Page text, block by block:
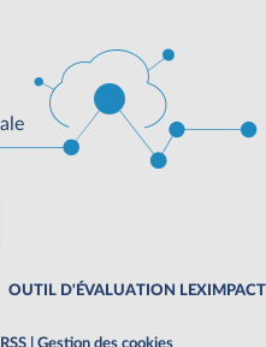
OUTIL D'ÉVALUATION LEXIMPACT
Gestion des cookies